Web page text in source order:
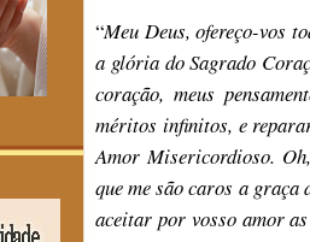
“Meu Deus, ofereço-vos
a glória do Sagrado
coração, meus
méritos infinitos, e
Amor Misericordioso.
que me são caros a graça
aceitar por vosso amor